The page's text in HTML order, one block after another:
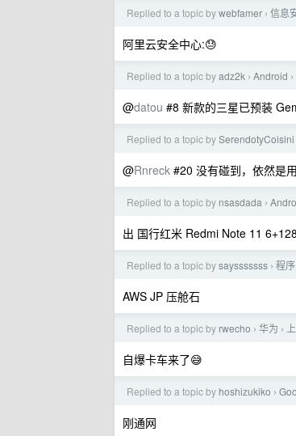
Replied to a topic bywebfamer › 信息
阿里云安全中心:😓
Replied to a topic byadz2k › Android ›
@datou #8 新款的三星已预装
Replied to a topic bySerendotyCoisini
@Rnreck #20 没有碰到，依然是
Replied to a topic by nsasdada ›
出 国行红米 Redmi Note 11
Replied to a topic bysaysssssss › 程
AWS JP 压舱石
Replied to a topic by rwecho › 华为 ›
自爆卡车来了😅
Replied to a topic by hoshizukiko ›
刚通网